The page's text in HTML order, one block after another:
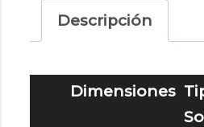
Descripción
Dimensiones